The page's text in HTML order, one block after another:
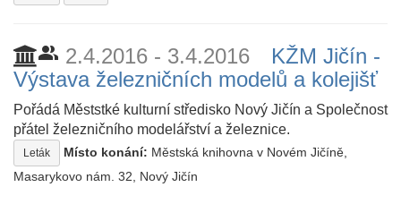
people_alt 2.4.2016 - 3.4.2016
KŽM Jičín -
Výstava železničních modelů a kolejišť
Pořádá Měststké kulturní středisko Nový Jičín a Společnost
přátel železničního modelářství a železnice.
Leták Místo konání: Městská knihovna v Novém Jičíně,
Masarykovo nám. 32, Nový Jičín